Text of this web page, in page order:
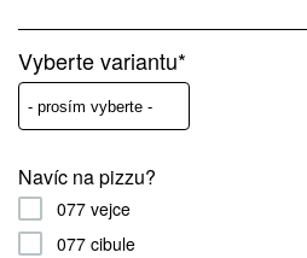
Vyberte variantu*
Navíc na pizzu?
077 vejce
077 cibule